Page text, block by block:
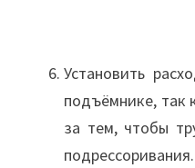
Установить
подъёмнике, так
за тем, чтобы
подрессоривания.